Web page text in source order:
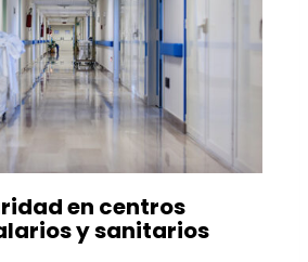
en centros
y sanitarios